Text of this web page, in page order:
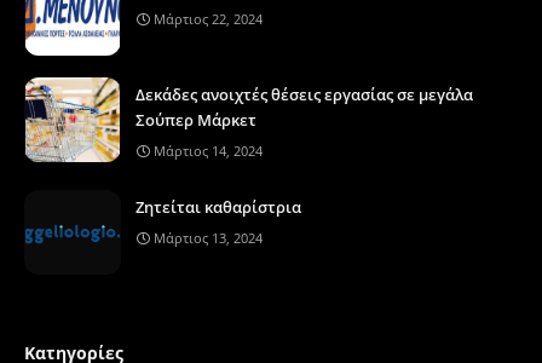
Μάρτιος 22, 2024
Δεκάδες ανοιχτές θέσεις εργασίας σε μεγάλα
Σούπερ Μάρκετ
Μάρτιος 14, 2024
Ζητείται καθαρίστρια
Μάρτιος 13, 2024
Κατηγορίες